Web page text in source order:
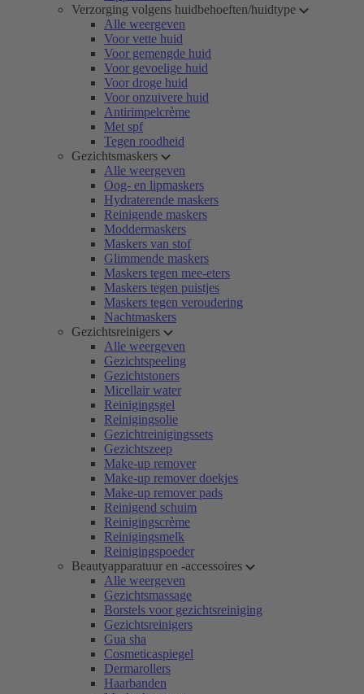
Verzorging volgens huidbehoeften/huidtype
Alle weergeven
Voor vette huid
Voor gemengde huid
Voor gevoelige huid
Voor droge huid
Voor onzuivere huid
Antirimpelcrème
Met spf
Tegen roodheid
Gezichtsmaskers
Alle weergeven
Oog- en lipmaskers
Hydraterende maskers
Reinigende maskers
Moddermaskers
Maskers van stof
Glimmende maskers
Maskers tegen mee-eters
Maskers tegen puistjes
Maskers tegen veroudering
Nachtmaskers
Gezichtsreinigers
Alle weergeven
Gezichtspeeling
Gezichtstoners
Micellair water
Reinigingsgel
Reinigingsolie
Gezichtreinigingssets
Gezichtszeep
Make-up remover
Make-up remover doekjes
Make-up remover pads
Reinigend schuim
Reinigingscrème
Reinigingsmelk
Reinigingspoeder
Beautyapparatuur en -accessoires
Alle weergeven
Gezichtsmassage
Borstels voor gezichtsreiniging
Gezichtsreinigers
Gua sha
Cosmeticaspiegel
Dermarollers
Haarbanden